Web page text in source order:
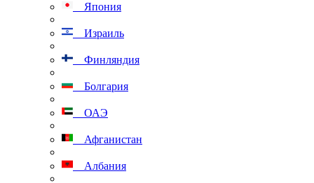
Япония
Израиль
Финляндия
Болгария
ОАЭ
Афганистан
Албания